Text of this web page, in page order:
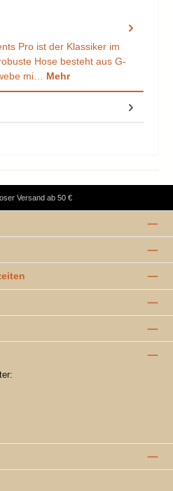
Pro ist der Klassiker im
Hose besteht aus G-
mi… Mehr
Versand ab 50 €